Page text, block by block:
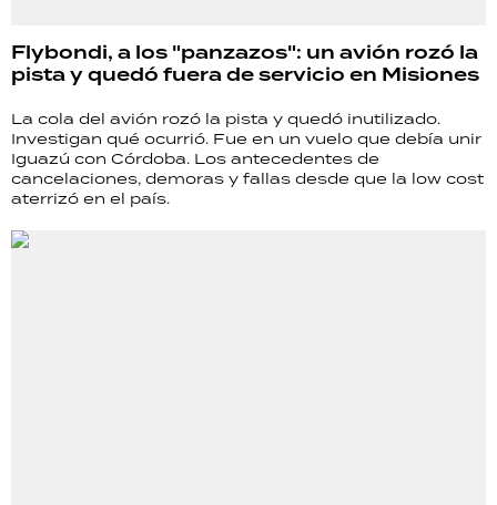
Flybondi, a los "panzazos": un avión rozó la
pista y quedó fuera de servicio en Misiones
La cola del avión rozó la pista y quedó inutilizado.
Investigan qué ocurrió. Fue en un vuelo que debía unir
Iguazú con Córdoba. Los antecedentes de
cancelaciones, demoras y fallas desde que la low cost
aterrizó en el país.